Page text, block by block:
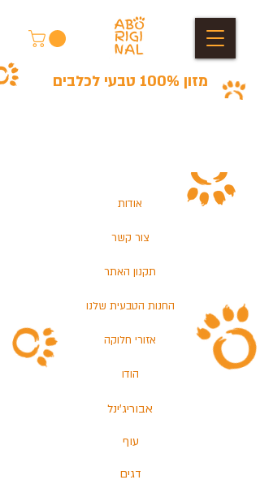
מזון 100% טבעי לכלבים
אודות
צור קשר
תקנון האתר
החנות הטבעית שלנו
אזורי חלוקה
הודו
אבוריג'ינל
עוף
דגים